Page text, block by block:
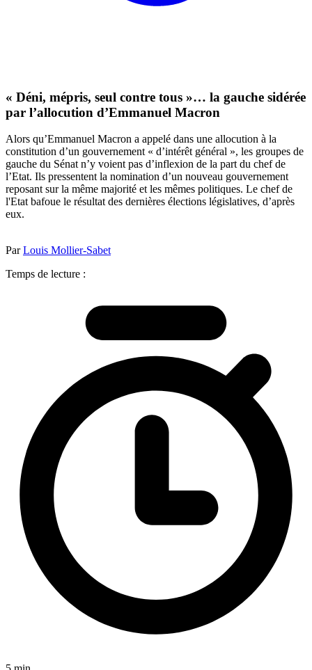
« Déni, mépris, seul contre tous »… la gauche sidérée
par l’allocution d’Emmanuel Macron
Alors qu’Emmanuel Macron a appelé dans une allocution à la
constitution d’un gouvernement « d’intérêt général », les groupes de
gauche du Sénat n’y voient pas d’inflexion de la part du chef de
l’Etat. Ils pressentent la nomination d’un nouveau gouvernement
reposant sur la même majorité et les mêmes politiques. Le chef de
l'Etat bafoue le résultat des dernières élections législatives, d’après
eux.
ParLouis Mollier-Sabet
Temps de lecture :